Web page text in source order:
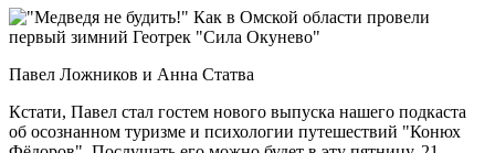
Павел Ложников и Анна Статва
Кстати, Павел стал гостем нового выпуска нашего подкаста
об осознанном туризме и психологии путешествий "Конюх